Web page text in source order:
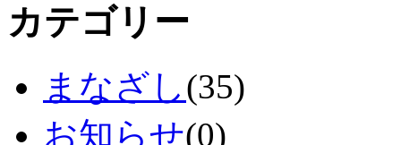
カテゴリー
まなざし(35)
お知らせ(0)